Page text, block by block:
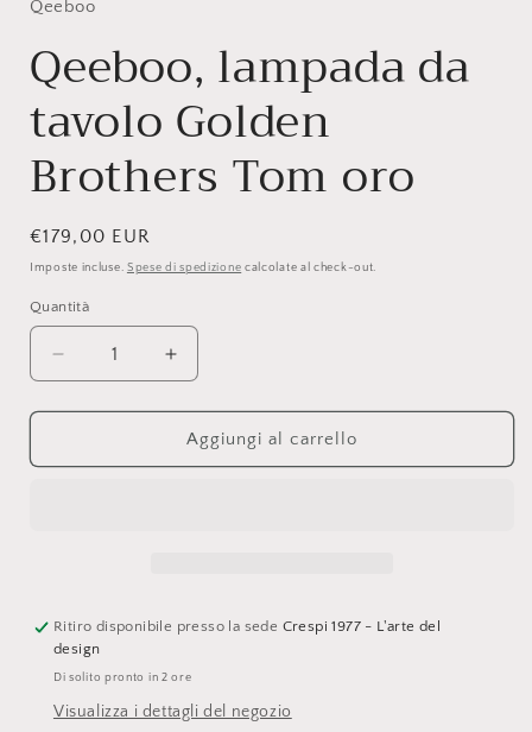
Qeeboo
Qeeboo, lampada da
tavolo Golden
Brothers Tom oro
Prezzo
di
€179,00 EUR
Imposte incluse. Spese di spedizione calcolate al check-out.
Quantità
Quantità
Diminuisci
quantità
per
Aumenta
quantità
per
Qeeboo,
Aggiungi al carrello
Ritiro disponibile presso la sede Crespi 1977 - L'arte del
design
Di solito pronto in 2 ore
Visualizza i dettagli del negozio